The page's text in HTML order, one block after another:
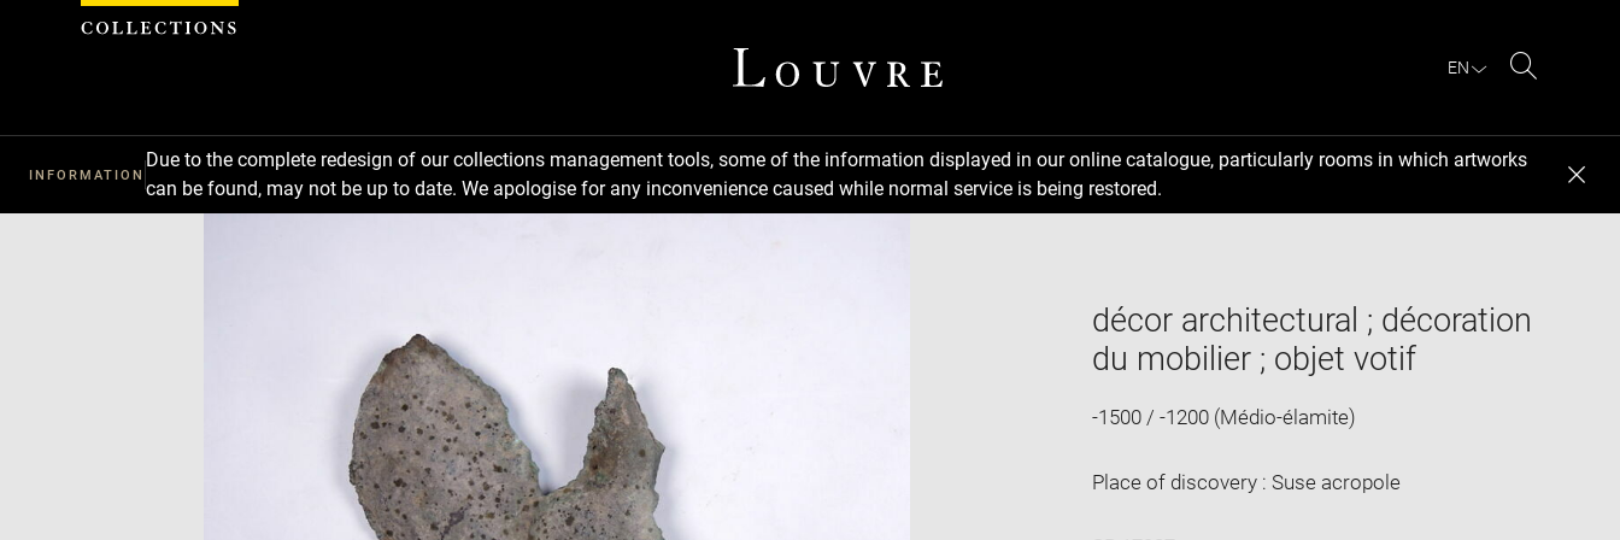
EN
INFORMATION
Due to the complete redesign of our collections management tools, some of the information displayed in our online catalogue, particularly rooms in which artworks
can be found, may not be up to date. We apologise for any inconvenience caused while normal service is being restored.
décor architectural ; décoration
du mobilier ; objet votif
-1500 / -1200 (Médio-élamite)
Place of discovery : Suse acropole
Cookies management panel